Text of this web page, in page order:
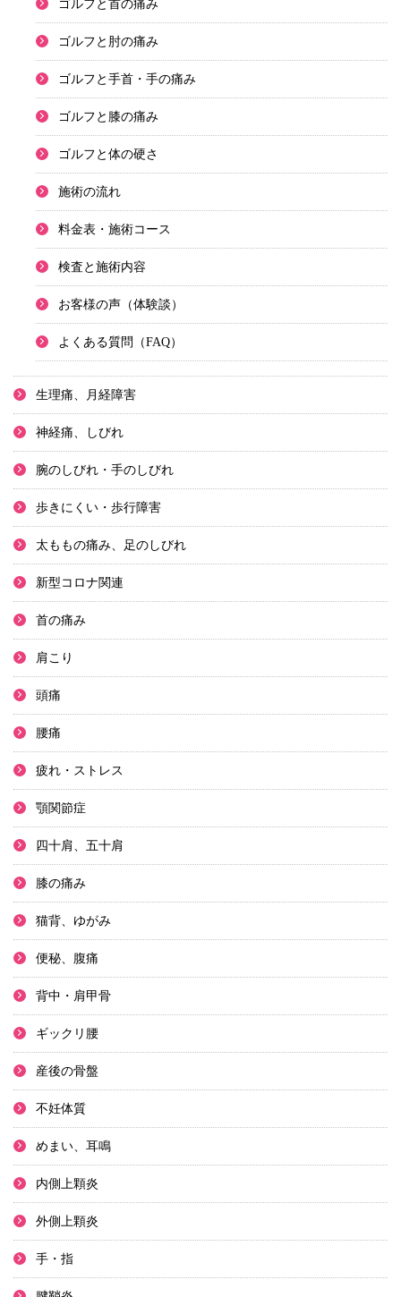
ゴルフと首の痛み
ゴルフと肘の痛み
ゴルフと手首・手の痛み
ゴルフと膝の痛み
ゴルフと体の硬さ
施術の流れ
料金表・施術コース
検査と施術内容
お客様の声（体験談）
よくある質問（FAQ）
生理痛、月経障害
神経痛、しびれ
腕のしびれ・手のしびれ
歩きにくい・歩行障害
太ももの痛み、足のしびれ
新型コロナ関連
首の痛み
肩こり
頭痛
腰痛
疲れ・ストレス
顎関節症
四十肩、五十肩
膝の痛み
猫背、ゆがみ
便秘、腹痛
背中・肩甲骨
ギックリ腰
産後の骨盤
不妊体質
めまい、耳鳴
内側上顆炎
外側上顆炎
手・指